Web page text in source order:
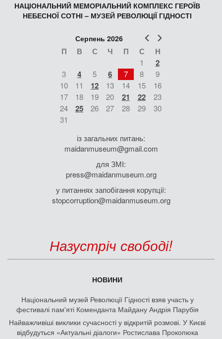
НАЦІОНАЛЬНИЙ МЕМОРІАЛЬНИЙ КОМПЛЕКС ГЕРОЇВ
НЕБЕСНОЇ СОТНІ – МУЗЕЙ РЕВОЛЮЦІЇ ГІДНОСТІ
Попер
Серпень 2026
П В С Ч П С Н
1 2
3 4 5 6 7 8
9
10
11 12 13 14 15
16
17
18 19 20 21 22
23
24
25 26 27 28 29
30
31
із загальних питань:
maidanmuseum@gmail.com
для ЗМІ:
press@maidanmuseum.org
у питаннях запобігання корупції:
stopcorruption@maidanmuseum.org
Назустріч свободі!
НОВИНИ
Національний музей Революції Гідності взяв участь у
фестивалі пам'яті Коменданта Майдану Андрія Парубія
Найважливіші виклики сучасності у відкритій розмові. У Києві
відбудуться «Актуальні діалоги» Ростислава Прокопюка